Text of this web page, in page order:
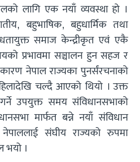
लागि एक नयाँ व्यवस्था हो ।
बहुभाषिक, बहुधार्मिक तथा
समाज केन्द्रीकृत एवं एकै
प्रभावमा सञ्चालन हुन सहज र
नेपाल राज्यका पुनर्संरचनाको
चल्दै आएको थियो । उक्त
उपयुक्त समय संविधानसभाको
मार्फत बन्ने नयाँ संविधान
संघीय राज्यको रुपमा
।